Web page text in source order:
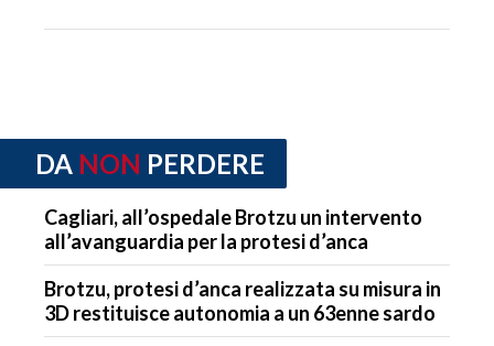
DA NON PERDERE
Cagliari, all’ospedale Brotzu un intervento
all’avanguardia per la protesi d’anca
Brotzu, protesi d’anca realizzata su misura in
3D restituisce autonomia a un 63enne sardo